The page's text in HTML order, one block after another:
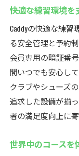
快適な練習環境を
Caddyの快適な練
る安全管理と予約
会員専用の暗証番
間いつでも安心し
クラブやシューズ
追求した設備が揃
者の満足度向上に寄
世界中のコースを